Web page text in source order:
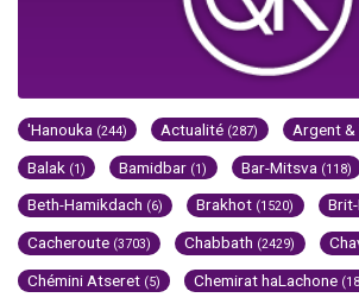
'Hanouka (244) Actualité (287) Argent &
Balak (1) Bamidbar (1) Bar-Mitsva (118)
Beth-Hamikdach (6) Brakhot (1520)
Cacheroute (3703) Chabbath (2429)
Chémini Atseret (5) Chemirat haLachone